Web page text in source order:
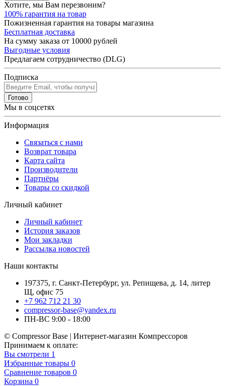
Хотите, мы Вам перезвоним?
100% гарантия на товар
Пожизненная гарантия на товары магазина
Бесплатная доставка
На сумму заказа от 10000 рублей
Выгодные условия
Предлагаем сотрудничество (DLG)
Подписка
Готово
Мы в соцсетях
Информация
Связаться с нами
Возврат товара
Карта сайта
Производители
Партнёры
Товары со скидкой
Личный кабинет
Личный кабинет
История заказов
Мои закладки
Рассылка новостей
Наши контакты
197375, г. Санкт-Петербург, ул. Репищева, д. 14, литер
Щ, офис 75
+7 962 712 21 30
compressor-base@yandex.ru
ПН-ВС 9:00 - 18:00
© Compressor Base | Интернет-магазин Компрессоров
Принимаем к оплате:
Вы смотрели 1
Избранные товары 0
Сравнение товаров 0
Корзина 0